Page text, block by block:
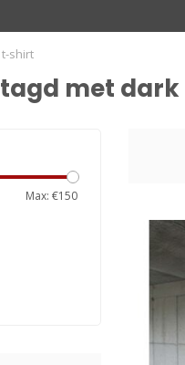
shirt
met
Max: €150